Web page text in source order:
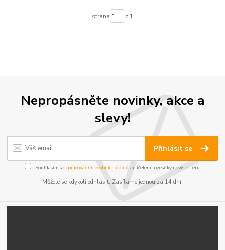
strana z 1
Nepropásněte novinky, akce a
slevy!
Přihlásit se
Souhlasím se zpracováním osobních údajůza účelem rozesílky newsletteru.
Můžete se kdykoli odhlásit. Zasíláme jednou za 14 dní.